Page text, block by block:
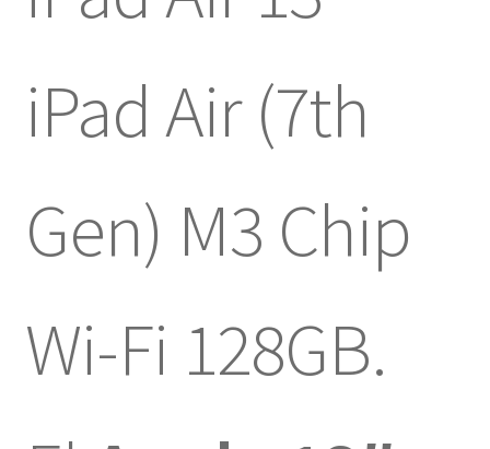
iPad Air (7th
Gen) M3 Chip
Wi-Fi 128GB.